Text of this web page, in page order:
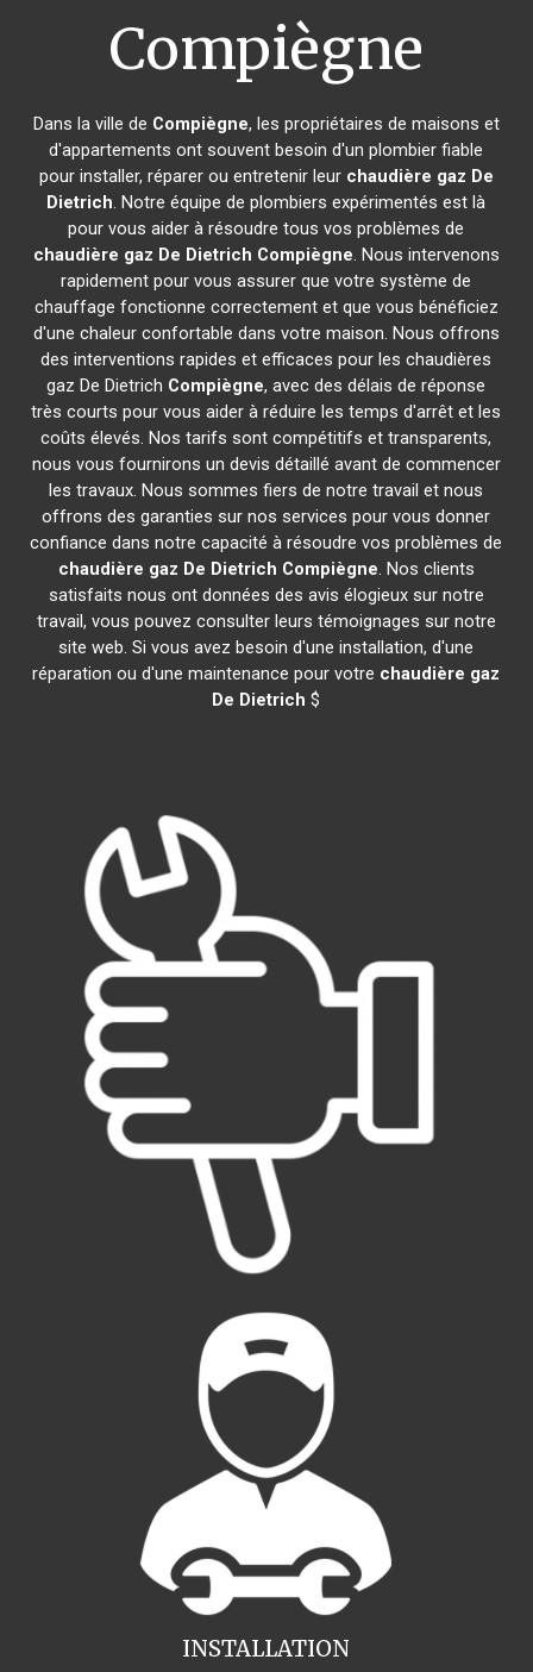
Compiègne
Dans la ville de Compiègne, les propriétaires de maisons et
d'appartements ont souvent besoin d'un plombier fiable
pour installer, réparer ou entretenir leur chaudière gaz De
Dietrich. Notre équipe de plombiers expérimentés est là
pour vous aider à résoudre tous vos problèmes de
chaudière gaz De Dietrich Compiègne. Nous intervenons
rapidement pour vous assurer que votre système de
chauffage fonctionne correctement et que vous bénéficiez
d'une chaleur confortable dans votre maison. Nous offrons
des interventions rapides et efficaces pour les chaudières
gaz De Dietrich Compiègne, avec des délais de réponse
très courts pour vous aider à réduire les temps d'arrêt et les
coûts élevés. Nos tarifs sont compétitifs et transparents,
nous vous fournirons un devis détaillé avant de commencer
les travaux. Nous sommes fiers de notre travail et nous
offrons des garanties sur nos services pour vous donner
confiance dans notre capacité à résoudre vos problèmes de
chaudière gaz De Dietrich Compiègne. Nos clients
satisfaits nous ont données des avis élogieux sur notre
travail, vous pouvez consulter leurs témoignages sur notre
site web. Si vous avez besoin d'une installation, d'une
réparation ou d'une maintenance pour votre chaudière gaz
De Dietrich $
INSTALLATION